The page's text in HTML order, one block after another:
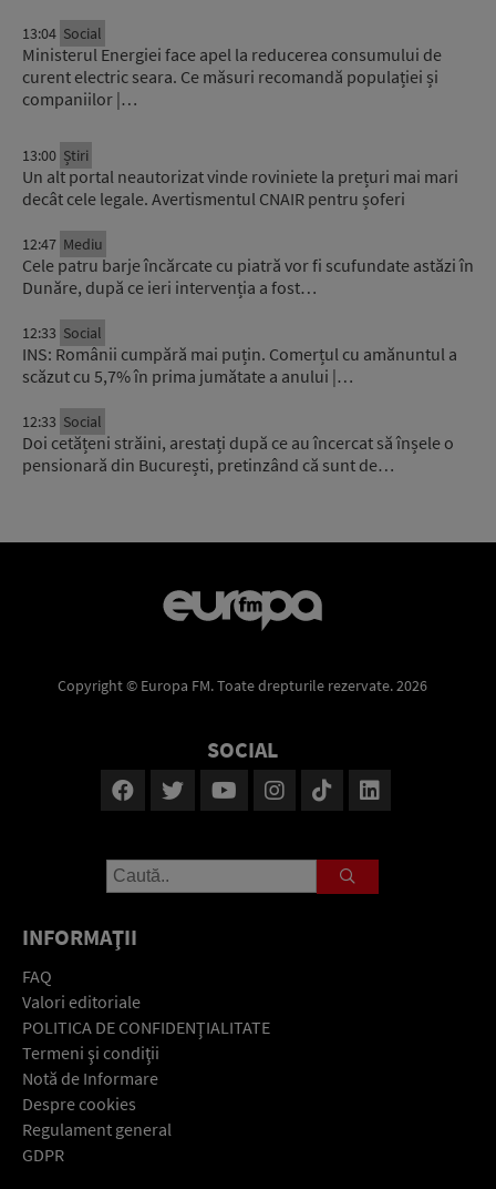
13:04 Social
Ministerul Energiei face apel la reducerea consumului de
curent electric seara. Ce măsuri recomandă populației și
companiilor |…
13:00 Știri
Un alt portal neautorizat vinde roviniete la prețuri mai mari
decât cele legale. Avertismentul CNAIR pentru șoferi
12:47 Mediu
Cele patru barje încărcate cu piatră vor fi scufundate astăzi în
Dunăre, după ce ieri intervenția a fost…
12:33 Social
INS: Românii cumpără mai puțin. Comerțul cu amănuntul a
scăzut cu 5,7% în prima jumătate a anului |…
12:33 Social
Doi cetățeni străini, arestați după ce au încercat să înșele o
pensionară din București, pretinzând că sunt de…
Copyright © Europa FM. Toate drepturile rezervate. 2026
SOCIAL
INFORMAŢII
FAQ
Valori editoriale
POLITICA DE CONFIDENŢIALITATE
Termeni şi condiţii
Notă de Informare
Despre cookies
Regulament general
GDPR